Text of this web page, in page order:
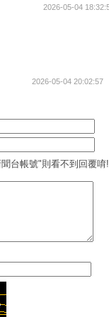
2026-05-04
2026-05-04 20:02:57
台帳號"則看不到回覆唷